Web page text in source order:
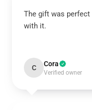
The gift was perfect
with it.
C Cora
Verified owner